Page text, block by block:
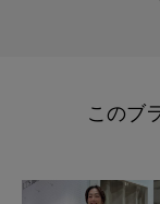
このブ